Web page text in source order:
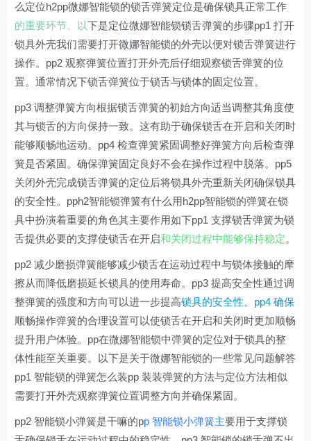
么定位h2pp微娜智能锁的锁舌弹簧定位是确保锁具正常工作
的重要环节。以下是定位微娜智能锁锁舌弹簧的步骤pp1 打开
锁具外壳我们需要打开微娜智能锁的外壳以便对锁舌弹簧进行
操作。pp2 观察弹簧位置打开外壳后仔细观察锁舌弹簧的位
置。通常情况下锁舌弹簧位于锁舌与锁体的固定位置。
pp3 调整弹簧方向根据锁舌弹簧的初始方向适当调整其角度使
其与锁舌的方向保持一致。这有助于确保锁舌在开启和关闭时
能够顺畅地运动。pp4 检查弹簧紧固调整好弹簧方向后检查弹
簧是否紧固。确保弹簧固定良好不会在操作过程中脱落。pp5
关闭外壳完成锁舌弹簧的定位后将锁具外壳重新关闭确保锁具
的安全性。pph2智能锁弹簧有什么用h2pp智能锁的弹簧在锁
具中扮演着重要的角色其主要作用如下pp1 支撑锁舌弹簧为锁
舌提供必要的支撑使锁舌在开启和关闭过程中能够保持稳定。
pp2 减少磨损弹簧能够减少锁舌在运动过程中与锁体接触的摩
擦从而降低磨损延长锁具的使用寿命。pp3 提高安全性通过调
整弹簧的强度和方向可以进一步提高锁具的安全性。pp4 确保
顺畅操作弹簧的合理设置可以使锁舌在开启和关闭时更加顺畅
提升用户体验。pp在微娜智能锁中弹簧的定位对于锁具的整
体性能至关重要。以下是关于微娜智能锁的一些常见问题解答
pp1 智能锁的弹簧怎么装pp 装装弹簧的方法与定位方法相似
需要打开外壳观察弹簧位置调整方向并确保紧固。
pp2 智能锁小弹簧是干嘛的pp 智能锁小弹簧主要用于支撑锁